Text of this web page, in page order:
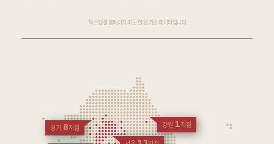
· 톡스앤필 홈페이지 최근 한 달 기준 데이터입니다.
경기 8지점 강원 1지점